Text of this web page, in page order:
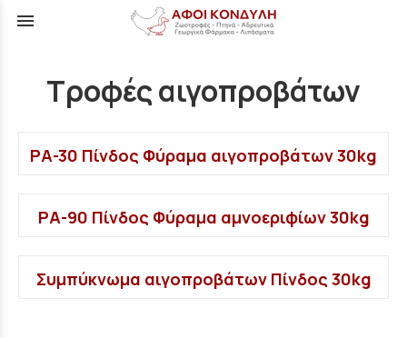
menu
Τροφές αιγοπροβάτων
ΡΑ-30 Πίνδος Φύραμα αιγοπροβάτων 30kg
ΡΑ-90 Πίνδος Φύραμα αμνοεριφίων 30kg
Συμπύκνωμα αιγοπροβάτων Πίνδος 30kg